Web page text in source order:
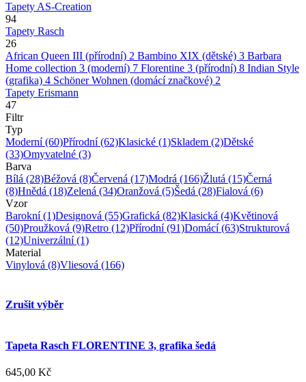
Tapety AS-Creation
94
Tapety Rasch
26
African Queen III (přírodní) 2 Bambino XIX (dětské) 3 Barbara
Home collection 3 (moderní) 7 Florentine 3 (přírodní) 8 Indian Style
(grafika) 4 Schöner Wohnen (domácí značkové) 2
Tapety Erismann
47
Filtr
Typ
Moderní(60)Přírodní(62)Klasické (1)Skladem (2)Dětské
(33)Omyvatelné (3)
Barva
Bílá (28)Béžová (8)Červená (17)Modrá (166)Žlutá (15)Černá
(8)Hnědá (18)Zelená (34)Oranžová (5)Šedá (28)Fialová (6)
Vzor
Barokní(1)Designová (55)Grafická (82)Klasická (4)Květinová
(50)Proužková (9)Retro (12)Přírodní(91)Domácí(63)Strukturová
(12)Univerzální(1)
Material
Vinylová (8)Vliesová (166)
Zrušit výběr
Tapeta Rasch FLORENTINE 3, grafika šedá
645,00 Kč